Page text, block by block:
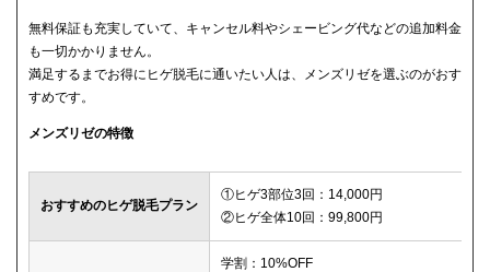
無料保証も充実していて、キャンセル料やシェービング代などの追加料金
も一切かかりません。
満足するまでお得にヒゲ脱毛に通いたい人は、メンズリゼを選ぶのがおす
すめです。
メンズリゼの特徴
おすすめのヒゲ脱毛プラン
①ヒゲ3部位3回：14,000円
②ヒゲ全体10回：99,800円
学割：10%OFF